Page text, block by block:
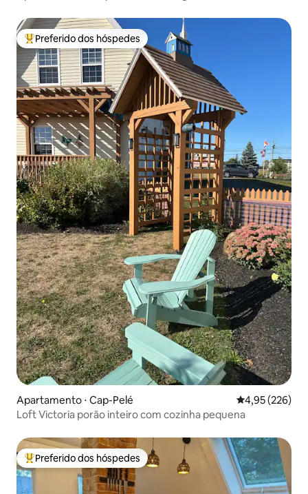
Entre os melhores preferidos dos hóspedes
Preferido dos hóspedes
Apartamento ⋅ Cap-Pelé 4,95 de uma
4,95 (226)
Loft Victoria porão inteiro com cozinha pequena
Entre os melhores preferidos dos hóspedes
Preferido dos hóspedes